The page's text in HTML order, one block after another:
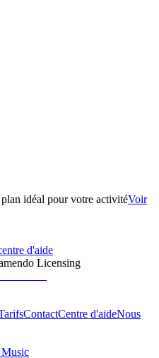
idéal pour votre activitéVoir
d'aide
Licensing
ContactCentre d'aideNous
Music